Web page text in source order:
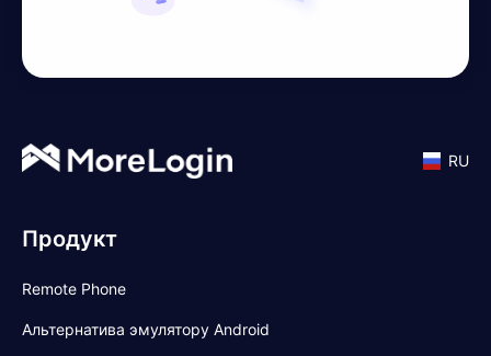
RU
Продукт
Remote Phone
Альтернатива эмулятору Android